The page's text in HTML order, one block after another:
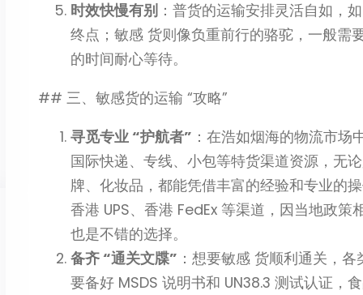
时效快慢有别：普货的运输安排灵活自如，
终点；敏感 货则像负重前行的骆驼，一般需
的时间耐心等待。
## 三、敏感货的运输 “攻略”
寻觅专业 “护航者” ：在浩如烟海的物流市
国际快递、专线、小包等特货渠道资源，无
牌、化妆品，都能凭借丰富的经验和专业的
香港 UPS、香港 FedEx 等渠道，因当地政
也是不错的选择。
备齐 “通关文牒” ：想要敏感 货顺利通关，
要备好 MSDS 说明书和 UN38.3 测试认证，